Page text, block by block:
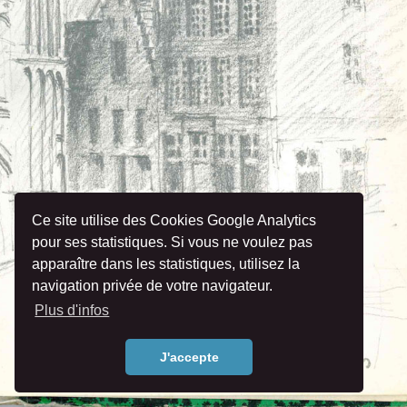
Ce site utilise des Cookies Google Analytics
pour ses statistiques. Si vous ne voulez pas
apparaître dans les statistiques, utilisez la
navigation privée de votre navigateur.
Plus d'infos
J'accepte